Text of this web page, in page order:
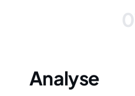
Analyse